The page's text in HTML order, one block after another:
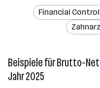
Financial
Beispiele für Brutto-
Jahr 2025